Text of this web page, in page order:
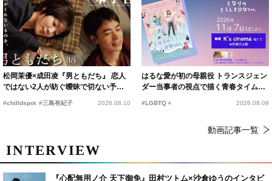
松岡茉優×成田凌『男ともだち』 恋人
ではない2人が紡ぐ曖昧で切ない予告
#chilldspot #三島有紀子 2026.08.10
はるな愛が初の母親役 トランスジェン
ダー当事者の視点で描く青春タイムス
#LGBTQ＋ 2026.08.09
動画記事一覧
INTERVIEW
『心配無用ノ介 天下御免』田村ツトム×沙倉ゆうのインタビ